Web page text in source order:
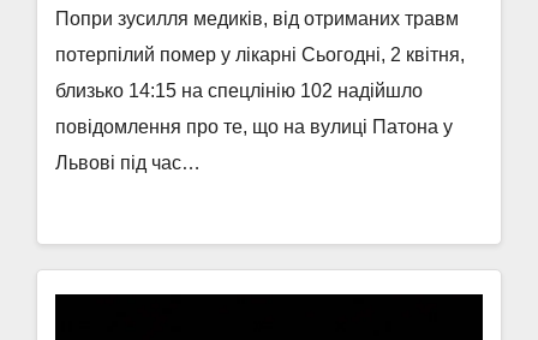
Попри зусилля медиків, від отриманих травм
потерпілий помер у лікарні Сьогодні, 2 квітня,
близько 14:15 на спецлінію 102 надійшло
повідомлення про те, що на вулиці Патона у
Львові під час…